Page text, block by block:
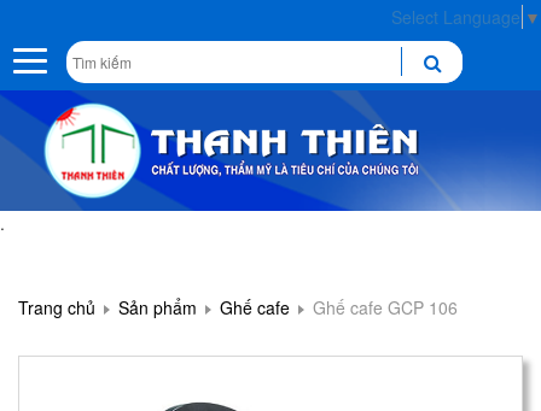
Select Language ▼
Toggle
navigation
.
Trang chủ Sản phẩm Ghế cafe Ghế cafe GCP 106